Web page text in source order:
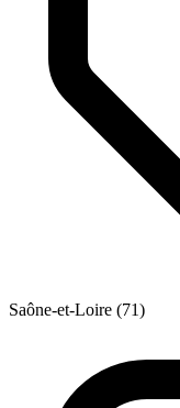
Saône-et-Loire (71)